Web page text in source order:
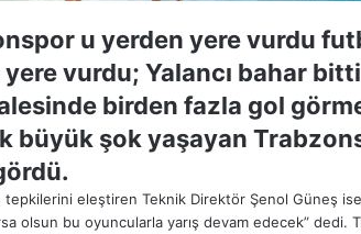
vurdu; Yalancı bahar
birden fazla gol
büyük şok yaşayan
eleştiren Teknik Direktör Şenol Güneş
olsun bu oyuncularla yarış devam edecek” dedi.